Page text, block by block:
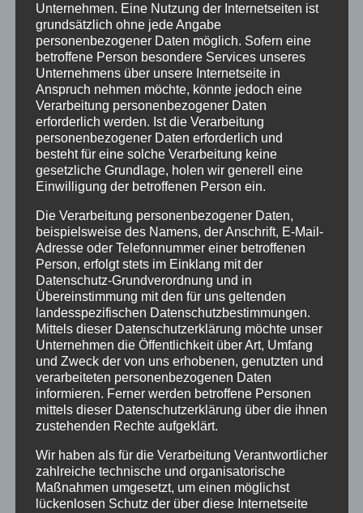
Wir fertigen individuelle Holzschilder von urig
bis modern, von ganz klein bis riesig groß, von
natürlich bis kunstvoll…Jedes Schild ein Unikat.
Egal, ob für drinnen oder draußen, für privat
oder geschäftlich. Formen, Farben, Größen,
Texte, Logos,… –...
vonHolzschildermacher|Juni 12, 2015|Info
Allgäuer Holzschilder Flyerunsere neuen Flyer
sind gedruckt und Sie erhalten diese direkt in
unserer Allgäuer Holzschilder Werkstatt in
Ausstellungen, wie z.B. die Allgäuer Festwoche,
wo wir auch dieses Jahr wieder mit einem...
Unternehmen. Eine Nutzung der Internetseiten ist
grundsätzlich ohne jede Angabe
personenbezogener Daten möglich. Sofern eine
betroffene Person besondere Services unseres
Unternehmens über unsere Internetseite in
Anspruch nehmen möchte, könnte jedoch eine
Verarbeitung personenbezogener Daten
erforderlich werden. Ist die Verarbeitung
personenbezogener Daten erforderlich und
besteht für eine solche Verarbeitung keine
gesetzliche Grundlage, holen wir generell eine
Einwilligung der betroffenen Person ein.
Die Verarbeitung personenbezogener Daten,
beispielsweise des Namens, der Anschrift, E-Mail-
Adresse oder Telefonnummer einer betroffenen
Person, erfolgt stets im Einklang mit der
Datenschutz-Grundverordnung und in
Übereinstimmung mit den für uns geltenden
landesspezifischen Datenschutzbestimmungen.
Mittels dieser Datenschutzerklärung möchte unser
Unternehmen die Öffentlichkeit über Art, Umfang
und Zweck der von uns erhobenen, genutzten und
verarbeiteten personenbezogenen Daten
informieren. Ferner werden betroffene Personen
mittels dieser Datenschutzerklärung über die ihnen
zustehenden Rechte aufgeklärt.
Wir haben als für die Verarbeitung Verantwortlicher
zahlreiche technische und organisatorische
Maßnahmen umgesetzt, um einen möglichst
lückenlosen Schutz der über diese Internetseite